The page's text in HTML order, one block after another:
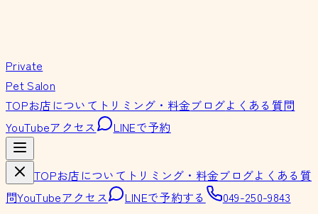
Private
Pet Salon
TOPお店について トリミング・料金ブログよくある質問
YouTubeアクセス LINEで予約
TOPお店について トリミング・料金ブログよくある質
問YouTubeアクセス LINEで予約する 049-250-9843